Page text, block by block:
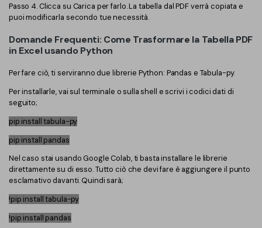
Passo 4. Clicca su Carica per farlo. La tabella dal PDF verrà copiata e
puoi modificarla secondo tue necessità.
Domande Frequenti: Come Trasformare la Tabella PDF
in Excel usando Python
Per fare ciò, ti serviranno due librerie Python: Pandas e Tabula-py.
Per installarle, vai sul terminale o sulla shell e scrivi i codici dati di
seguito;
pip install tabula-py
pip install pandas
Nel caso stai usando Google Colab, ti basta installare le librerie
direttamente su di esso. Tutto ciò che devi fare è aggiungere il punto
esclamativo davanti. Quindi sarà;
!pip install tabula-py
!pip install pandas